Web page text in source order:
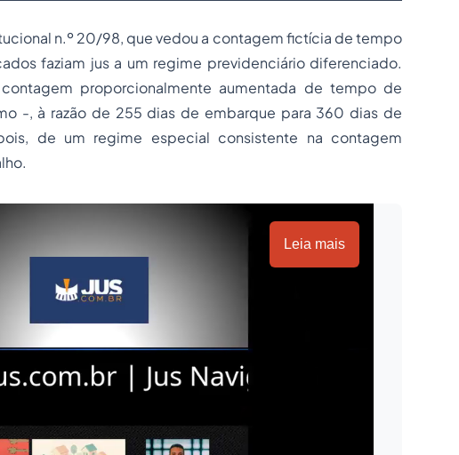
n.º 20/98, que vedou a contagem fictícia de tempo
faziam jus a um regime previdenciário diferenciado.
proporcionalmente aumentada de tempo de
-, à razão de 255 dias de embarque para 360 dias de
de um regime especial consistente na contagem
Leia mais